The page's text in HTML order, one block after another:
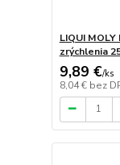
LIQUI
zrýchlenia
9,89 €/ks
8,04 € bez